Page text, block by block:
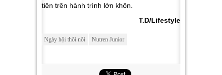
tiên trên hành trình lớn khôn.
T.D/Lifestyle
Ngày hội thôi nôi Nutren Junior